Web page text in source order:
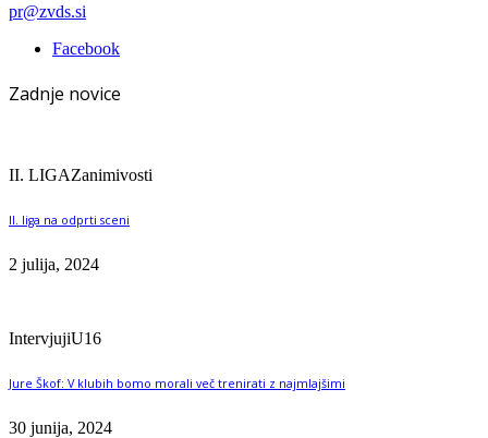
pr@zvds.si
Facebook
Zadnje novice
II. LIGAZanimivosti
II. liga na odprti sceni
2 julija, 2024
IntervjujiU16
Jure Škof: V klubih bomo morali več trenirati z najmlajšimi
30 junija, 2024